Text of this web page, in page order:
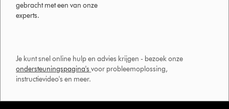
gebracht met een van onze
experts.
Je kunt snel online hulp en advies krijgen - bezoek onze
ondersteuningspagina's voor probleemoplossing,
instructievideo's en meer.